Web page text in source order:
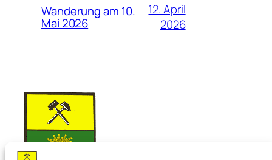
Wanderung am 10.
Mai 2026
12. April
2026